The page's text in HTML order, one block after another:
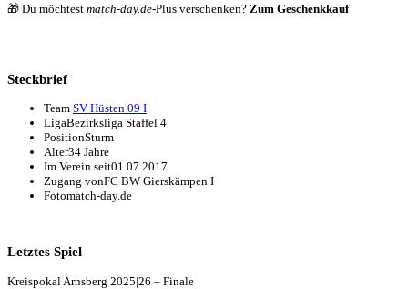
🎁 Du möchtest match-day.de-Plus verschenken? Zum Geschenkkauf
Steckbrief
Team SV Hüsten 09 I
LigaBezirksliga Staffel 4
PositionSturm
Alter34 Jahre
Im Verein seit01.07.2017
Zugang vonFC BW Gierskämpen I
Fotomatch-day.de
Letztes Spiel
Kreispokal Arnsberg 2025|26 – Finale